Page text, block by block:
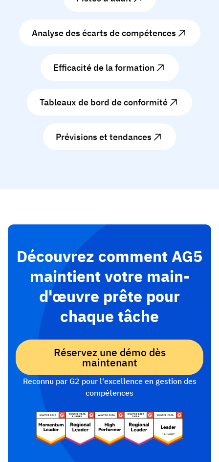
Analyse des écarts de compétences
Efficacité de la formation
Tableaux de bord de conformité
Prévisions et tendances
Découvrez comment AG5
maintient votre main-
d'œuvre prête pour
chaque tâche
Réservez une démo dès
maintenant
Reconnu par G2 pour l'excellence en gestion des
compétences